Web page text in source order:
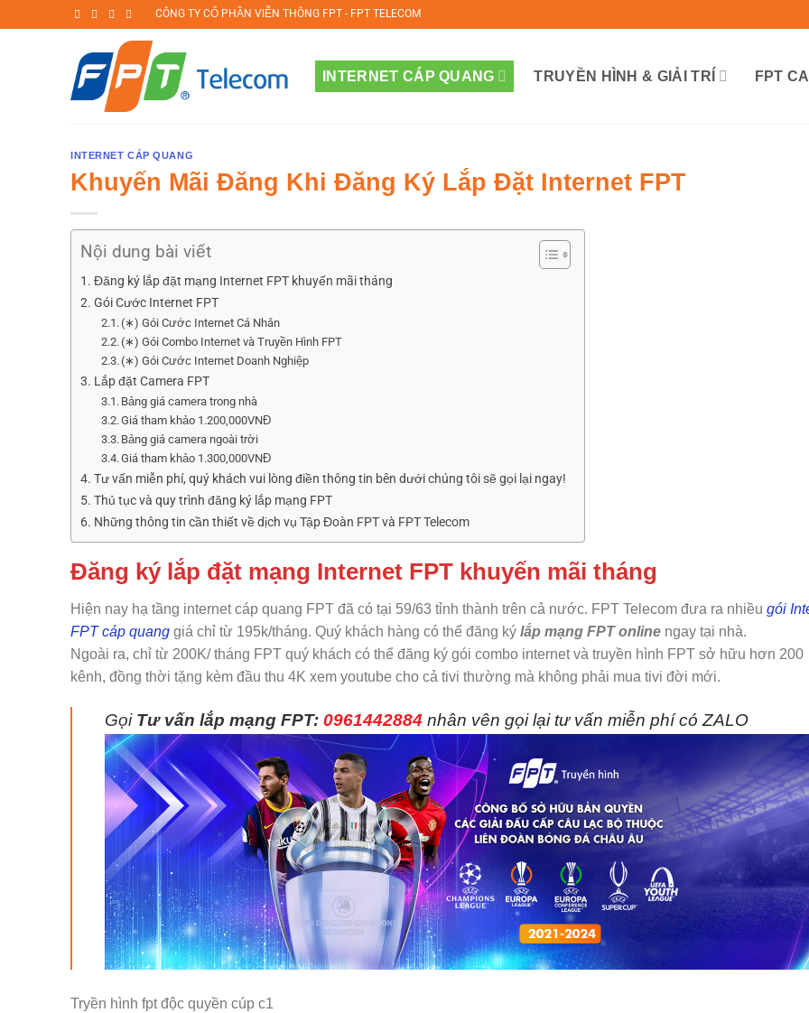
qua
CÔNG TY CỔ PHẦN VIỄN THÔNG FPT - FPT TELECOM
INTERNET CÁP QUANG TRUYỀN HÌNH & GIẢI TRÍ FPT
INTERNET CÁP QUANG
Khuyến Mãi Đăng Khi Đăng Ký Lắp Đặt Internet FPT
Nội dung bài viết
Đăng ký lắp đặt mạng Internet FPT khuyến mãi tháng
Gói Cước Internet FPT
(∗) Gói Cước Internet Cá Nhân
(∗) Gói Combo Internet và Truyền Hình FPT
(∗) Gói Cước Internet Doanh Nghiệp
Lắp đặt Camera FPT
Bảng giá camera trong nhà
Giá tham khảo 1.200,000VNĐ
Bảng giá camera ngoài trời
Giá tham khảo 1.300,000VNĐ
Tư vấn miễn phí, quý khách vui lòng điền thông tin bên dưới chúng tôi sẽ gọi lại ngay!
Thủ tục và quy trình đăng ký lắp mạng FPT
Những thông tin cần thiết về dịch vụ Tập Đoàn FPT và FPT Telecom
Đăng ký lắp đặt mạng Internet FPT khuyến mãi tháng
Hiện nay hạ tầng internet cáp quang FPT đã có tại 59/63 tỉnh thành trên cả nước. FPT Telecom đưa ra nhiều gói
FPT cáp quang giá chỉ từ 195k/tháng. Quý khách hàng có thể đăng ký lắp mạng FPT online ngay tại nhà.
Ngoài ra, chỉ từ 200K/ tháng FPT quý khách có thể đăng ký gói combo internet và truyền hình FPT sở hữu hơn 200
kênh, đồng thời tặng kèm đầu thu 4K xem youtube cho cả tivi thường mà không phải mua tivi đời mới.
Gọi Tư vấn lắp mạng FPT: 0961442884 nhân vên gọi lại tư vấn miễn phí có ZALO
Tryền hình fpt độc quyền cúp c1